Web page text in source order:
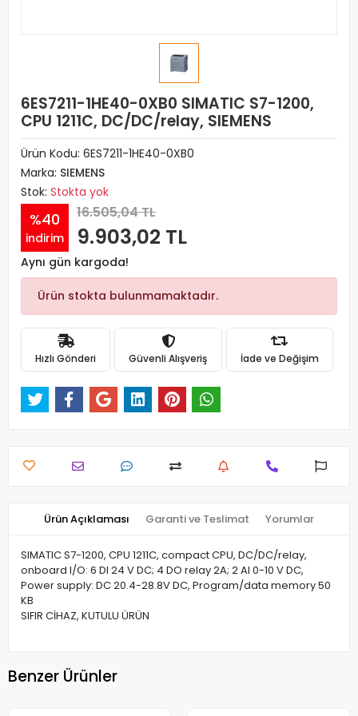
6ES7211-1HE40-0XB0 SIMATIC S7-1200,
CPU 1211C, DC/DC/relay, SIEMENS
Ürün Kodu: 6ES7211-1HE40-0XB0
Marka: SIEMENS
Stok: Stokta yok
%40
indirim
16.505,04 TL
9.903,02 TL
Aynı gün kargoda!
Ürün stokta bulunmamaktadır.
Hızlı Gönderi Güvenli Alışveriş İade ve Değişim
Ürün Açıklaması Garanti ve Teslimat Yorumlar
SIMATIC S7-1200, CPU 1211C, compact CPU, DC/DC/relay,
onboard I/O: 6 DI 24 V DC; 4 DO relay 2A; 2 AI 0-10 V DC,
Power supply: DC 20.4-28.8V DC, Program/data memory 50
KB
SIFIR CİHAZ, KUTULU ÜRÜN
Benzer Ürünler